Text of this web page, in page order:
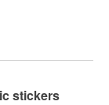
stickers